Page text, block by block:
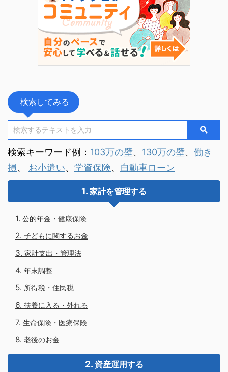
検索してみる
検索キーワード例： 103万の壁、 130万の壁、 働き
損、 お小遣い、 学資保険、 自動車ローン
家計を管理する
公的年金・健康保険
子どもに関するお金
家計支出・管理法
年末調整
所得税・住民税
扶養に入る・外れる
生命保険・医療保険
老後のお金
資産運用する